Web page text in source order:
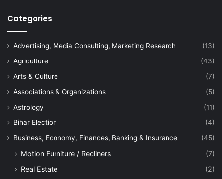
Categories
Advertising, Media Consulting, Marketing Research
(13)
Agriculture
(43)
Arts & Culture
(7)
Associations & Organizations
(5)
Astrology
(11)
Bihar Election
(4)
Business, Economy, Finances, Banking & Insurance
(45)
Motion Furniture / Recliners
(7)
Real Estate
(2)